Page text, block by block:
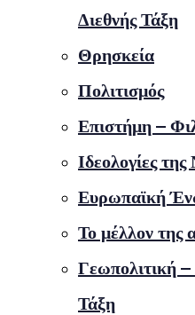
Διεθνής Τάξη
Θρησκεία
Πολιτισμός
Επιστήμη –
Ιδεολογίες
Ευρωπαϊκή
Το μέλλον της
Γεωπολιτική –
Τάξη